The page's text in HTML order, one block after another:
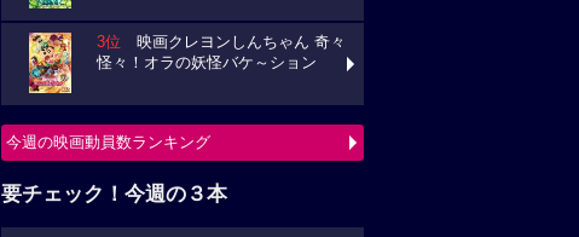
3位 映画クレヨンしんちゃん 奇々
怪々！オラの妖怪バケ～ション
今週の映画動員数ランキング
要チェック！今週の３本